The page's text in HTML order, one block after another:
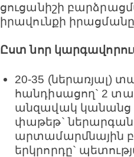
ցուցանիշի
իրավունքի
Ըստ նոր
20-35 (ներառյալ)
հանդիսացող` 2
անզավակ կանանց
փաթեթ`
արտամարմնային
երկրորդը`